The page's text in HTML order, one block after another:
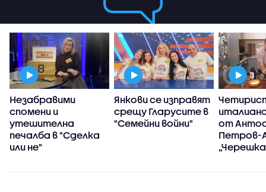
Незабравими
спомени и
утешителна
печалба в "Сделка
или не"
Янкови се изправят
срещу Гларусите в
"Семейни войни"
от
Петров-